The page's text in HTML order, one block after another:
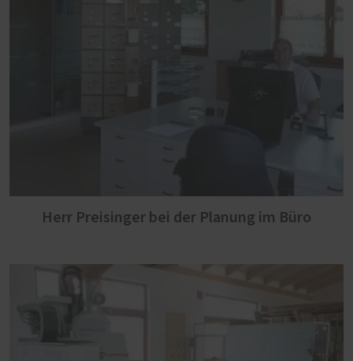
Herr Preisinger bei der Planung im Büro